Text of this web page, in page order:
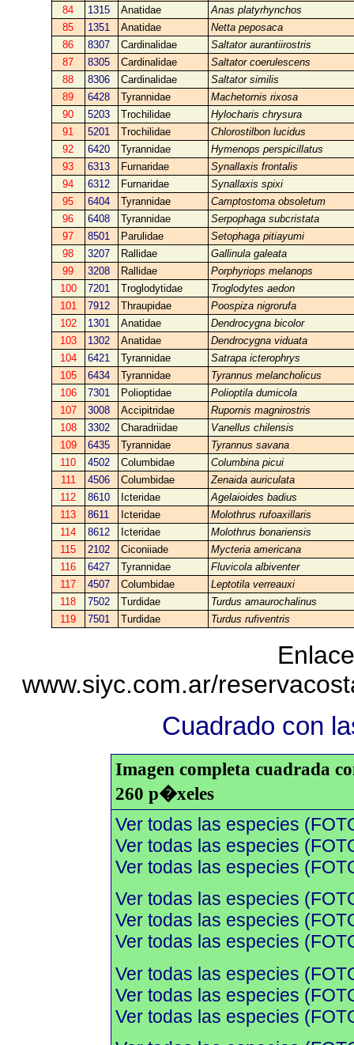
84
1315 Anatidae
Anas platyrhynchos
85
1351 Anatidae
Netta peposaca
86
8307 Cardinalidae
Saltator aurantiirostris
87
8305 Cardinalidae
Saltator coerulescens
88
8306 Cardinalidae
Saltator similis
89
6428 Tyrannidae
Machetornis rixosa
90
5203 Trochilidae
Hylocharis chrysura
91
5201 Trochilidae
Chlorostilbon lucidus
92
6420 Tyrannidae
Hymenops perspicillatus
93
6313 Furnaridae
Synallaxis frontalis
94
6312 Furnaridae
Synallaxis spixi
95
6404 Tyrannidae
Camptostoma obsoletum
96
6408 Tyrannidae
Serpophaga subcristata
97
8501 Parulidae
Setophaga pitiayumi
98
3207 Rallidae
Gallinula galeata
99
3208 Rallidae
Porphyriops melanops
100
7201 Troglodytidae
Troglodytes aedon
101
7912 Thraupidae
Poospiza nigrorufa
102
1301 Anatidae
Dendrocygna bicolor
103
1302 Anatidae
Dendrocygna viduata
104
6421 Tyrannidae
Satrapa icterophrys
105
6434 Tyrannidae
Tyrannus melancholicus
106
7301 Polioptidae
Polioptila dumicola
107
3008 Accipitridae
Rupornis magnirostris
108
3302 Charadriidae
Vanellus chilensis
109
6435 Tyrannidae
Tyrannus savana
110
4502 Columbidae
Columbina picui
111
4506 Columbidae
Zenaida auriculata
112
8610 Icteridae
Agelaioides badius
113
8611 Icteridae
Molothrus rufoaxillaris
114
8612 Icteridae
Molothrus bonariensis
115
2102 Ciconiiade
Mycteria americana
116
6427 Tyrannidae
Fluvicola albiventer
117
4507 Columbidae
Leptotila verreauxi
118
7502 Turdidae
Turdus amaurochalinus
119
7501 Turdidae Turdus rufiventris
www.siyc.com.ar/
Cuadrado con
Imagen completa cuadrada
260 p�xeles
Ver todas las especies
Ver todas las especies
Ver todas las especies
Ver todas las especies
Ver todas las especies
Ver todas las especies
Ver todas las especies
Ver todas las especies
Ver todas las especies